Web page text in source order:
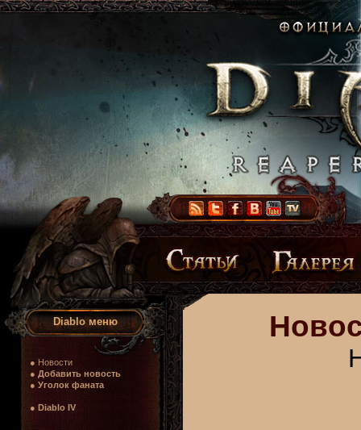
Diablo меню
● Новости
● Добавить новость
● Уголок фаната
● Diablo IV